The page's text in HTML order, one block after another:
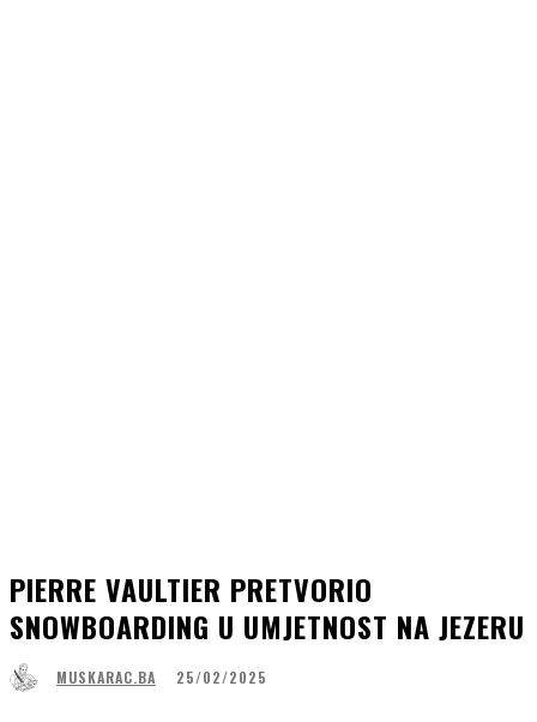
PIERRE VAULTIER PRETVORIO
SNOWBOARDING U UMJETNOST NA JEZERU
MUSKARAC.BA 25/02/2025